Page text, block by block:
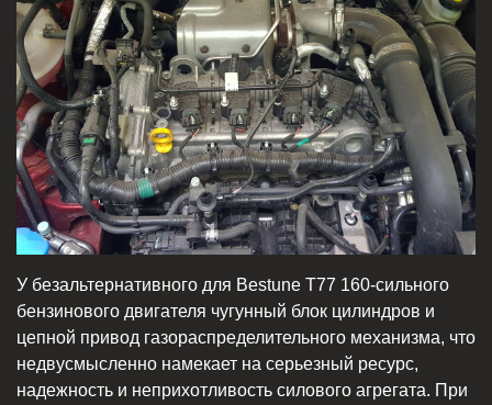
У безальтернативного для Bestune T77 160-сильного
бензинового двигателя чугунный блок цилиндров и
цепной привод газораспределительного механизма, что
недвусмысленно намекает на серьезный ресурс,
надежность и неприхотливость силового агрегата. При